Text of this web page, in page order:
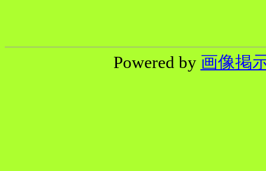
Powered by 画像掲